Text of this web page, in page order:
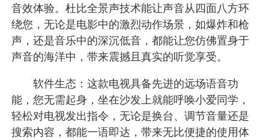
音效体验。杜比全景声技术能让声音从四面八方环
绕您，无论是电影中的激烈动作场景，如爆炸和枪
声，还是音乐中的深沉低音，都能让您仿佛置身于
声音的海洋中，带来震撼且真实的听觉享受。
软件生态：这款电视具备先进的远场语音功
能，您无需起身，坐在沙发上就能呼唤小爱同学，
轻松对电视发出指令，无论是换台、调节音量还是
搜索内容，都能一语即达，带来无比便捷的使用体